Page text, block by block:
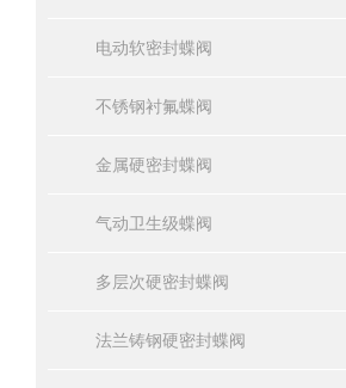
电动软密封蝶阀
不锈钢衬氟蝶阀
金属硬密封蝶阀
气动卫生级蝶阀
多层次硬密封蝶阀
法兰铸钢硬密封蝶阀